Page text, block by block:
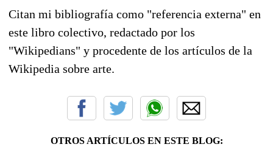
Citan mi bibliografía como "referencia externa" en
este libro colectivo, redactado por los
"Wikipedians" y procedente de los artículos de la
Wikipedia sobre arte.
OTROS ARTÍCULOS EN ESTE BLOG: